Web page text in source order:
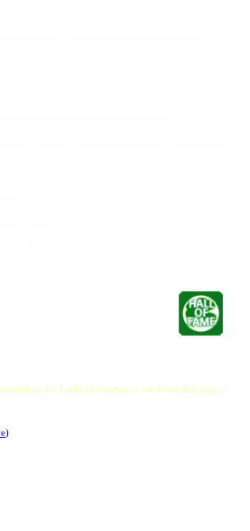
der Links übernehmen wir keine Haftung +
)